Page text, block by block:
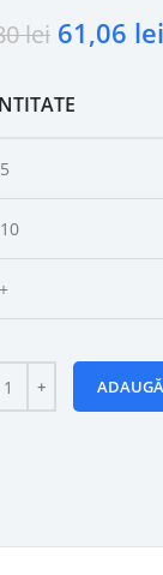
lei 61,06 lei